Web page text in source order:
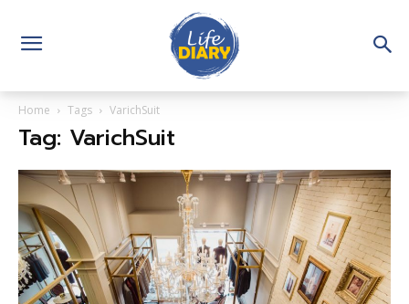
Home Tags VarichSuit
Tag: VarichSuit